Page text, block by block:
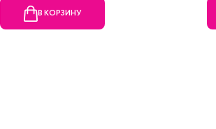
В КОРЗИНУ